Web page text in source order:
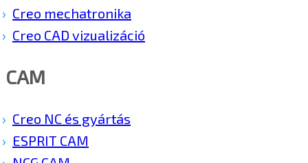
Creo mechatronika
Creo CAD vizualizáció
CAM
Creo NC és gyártás
ESPRIT CAM